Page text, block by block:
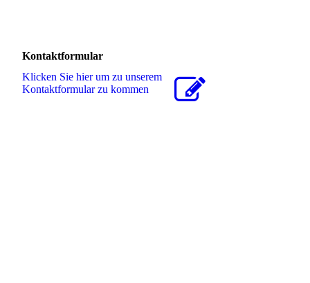
Kontaktformular
Klicken Sie hier um zu unserem
Kon­takt­for­mu­lar zu kommen